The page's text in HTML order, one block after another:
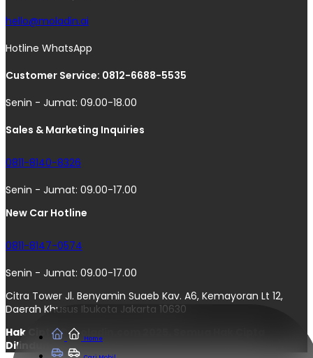
Home
hello@moladin.ai
Hotline WhatsApp
Customer Service: 0812-6688-5535
Senin - Jumat: 09.00-18.00
Sales & Marketing Inquiries
0811-8140-8326
Senin - Jumat: 09.00-17.00
New Car Hotline
0811-8147-0574
Senin - Jumat: 09.00-17.00
Citra Tower Jl. Benyamin Suaeb Kav. A6, Kemayoran Lt 12,
Daerah Khusus Ibukota Jakarta 10630
Hak Cipta © moladin.com 2025. Semua Hak Cipta
Dilindungi.